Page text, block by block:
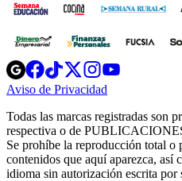
Opens
in
new
Opens
in
new
Opens
in
new
window
Opens
new
windowwindow
Aviso de Privacidad
new
window
Todas las marcas registradas son
respectiva o de
Se prohíbe la reproducción total o
contenidos que aquí aparezca, así
idioma sin autorización escrita por